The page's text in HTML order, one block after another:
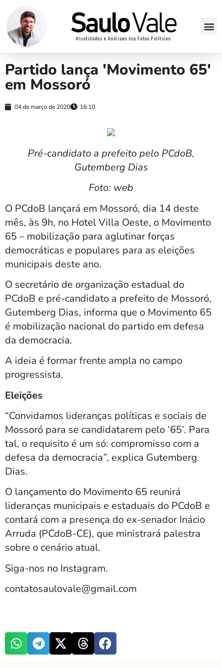
Partido lança 'Movimento 65'
em Mossoró
04 de março de 2020 16:10
Pré-candidato a prefeito pelo PCdoB,
Gutemberg Dias
Foto: web
O PCdoB lançará em Mossoró, dia 14 deste
mês, às 9h, no Hotel Villa Oeste, o Movimento
65 – mobilização para aglutinar forças
democráticas e populares para as eleições
municipais deste ano.
O secretário de organização estadual do
PCdoB e pré-candidato a prefeito de Mossoró,
Gutemberg Dias, informa que o Movimento 65
é mobilização nacional do partido em defesa
da democracia.
A ideia é formar frente ampla no campo
progressista.
Eleições
“Convidamos lideranças políticas e sociais de
Mossoró para se candidatarem pelo ‘65’. Para
tal, o requisito é um só: compromisso com a
defesa da democracia”, explica Gutemberg
Dias.
O lançamento do Movimento 65 reunirá
lideranças municipais e estaduais do PCdoB e
contará com a presença do ex-senador Inácio
Arruda (PCdoB-CE), que ministrará palestra
sobre o cenário atual.
Siga-nos no Instagram.
contatosaulovale@gmail.com